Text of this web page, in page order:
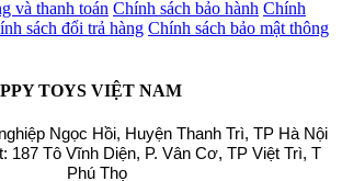
và thanh toán Chính sách bảo hành Chính
sách đổi trả hàng Chính sách bảo mật thông
TOYS VIỆT NAM
Ngọc Hồi, Huyện Thanh Trì, TP Hà Nội
187 Tô Vĩnh Diện, P. Vân Cơ, TP Việt Trì, T
Phú Thọ